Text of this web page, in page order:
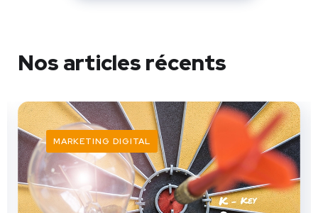
Nos articles récents
MARKETING DIGITAL